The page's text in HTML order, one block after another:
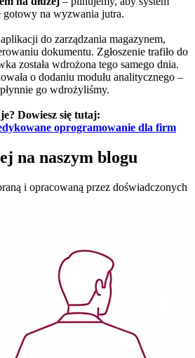
gotowy na wyzwania jutra.
do zarządzania magazynem,
dokumentu. Zgłoszenie trafiło do
została wdrożona tego samego dnia.
o dodaniu modułu analitycznego –
go wdrożyliśmy.
Dowiesz się tutaj:
oprogramowanie dla firm
na naszym blogu
i opracowaną przez doświadczonych